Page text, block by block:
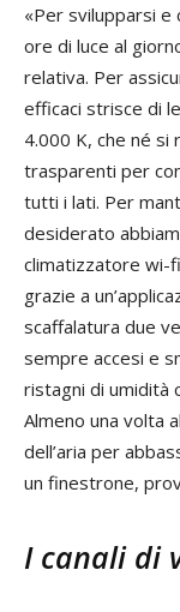
«Per svilupparsi e
ore di luce al
relativa. Per
efficaci strisce di
4.000 K, che né si
trasparenti per
tutti i lati. Per
desiderato
climatizzatore wi-
grazie a
scaffalatura due
sempre accesi e
ristagni di umidità
Almeno una volta
dell’aria per
un finestrone,
I canali di